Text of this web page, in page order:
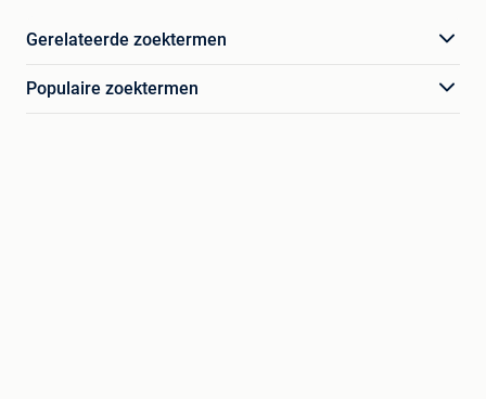
Gerelateerde zoektermen
Populaire zoektermen